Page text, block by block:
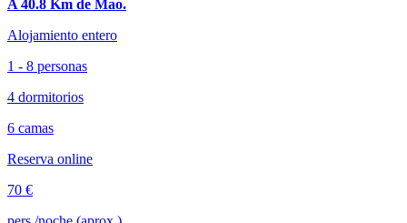
A 40.8 Km de Mao.
Alojamiento entero
1 - 8 personas
4 dormitorios
6 camas
Reserva online
70 €